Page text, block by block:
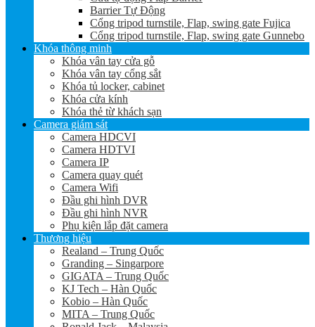
Barrier Tự Động
Cổng tripod turnstile, Flap, swing gate Fujica
Cổng tripod turnstile, Flap, swing gate Gunnebo
Khóa thông minh
Khóa vân tay cửa gỗ
Khóa vân tay cổng sắt
Khóa tủ locker, cabinet
Khóa cửa kính
Khóa thẻ từ khách sạn
Camera giám sát
Camera HDCVI
Camera HDTVI
Camera IP
Camera quay quét
Camera Wifi
Đầu ghi hình DVR
Đầu ghi hình NVR
Phụ kiện lắp đặt camera
Thương hiệu
Realand – Trung Quốc
Granding – Singarpore
GIGATA – Trung Quốc
KJ Tech – Hàn Quốc
Kobio – Hàn Quốc
MITA – Trung Quốc